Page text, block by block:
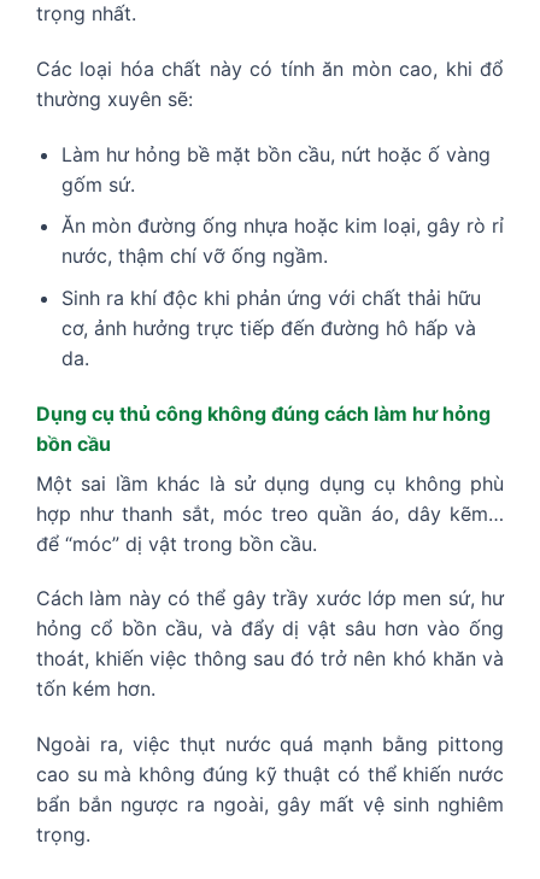
trọng nhất.
Các loại hóa chất này có tính ăn mòn cao, khi đổ
thường xuyên sẽ:
Làm hư hỏng bề mặt bồn cầu, nứt hoặc ố vàng
gốm sứ.
Ăn mòn đường ống nhựa hoặc kim loại, gây rò rỉ
nước, thậm chí vỡ ống ngầm.
Sinh ra khí độc khi phản ứng với chất thải hữu
cơ, ảnh hưởng trực tiếp đến đường hô hấp và
da.
Dụng cụ thủ công không đúng cách làm hư hỏng
bồn cầu
Một sai lầm khác là sử dụng dụng cụ không phù
hợp như thanh sắt, móc treo quần áo, dây kẽm…
để “móc” dị vật trong bồn cầu.
Cách làm này có thể gây trầy xước lớp men sứ, hư
hỏng cổ bồn cầu, và đẩy dị vật sâu hơn vào ống
thoát, khiến việc thông sau đó trở nên khó khăn và
tốn kém hơn.
Ngoài ra, việc thụt nước quá mạnh bằng pittong
cao su mà không đúng kỹ thuật có thể khiến nước
bẩn bắn ngược ra ngoài, gây mất vệ sinh nghiêm
trọng.